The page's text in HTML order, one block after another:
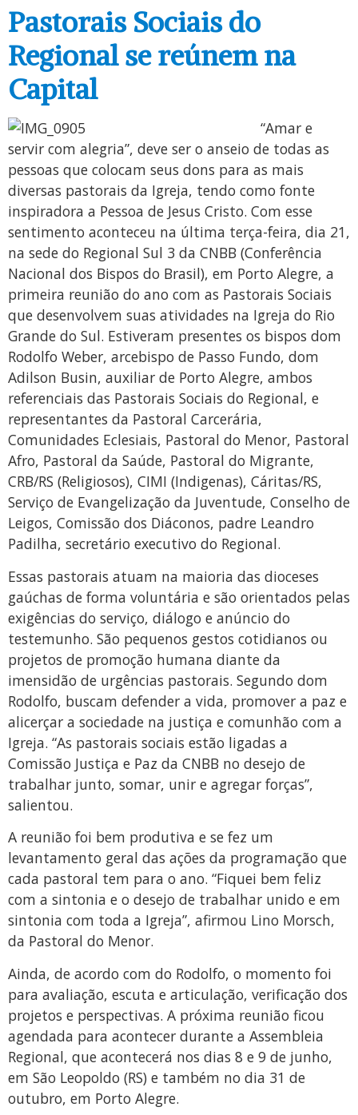
Pastorais Sociais do
Regional se reúnem na
Capital
“Amar e
servir com alegria”, deve ser o anseio de todas as
pessoas que colocam seus dons para as mais
diversas pastorais da Igreja, tendo como fonte
inspiradora a Pessoa de Jesus Cristo. Com esse
sentimento aconteceu na última terça-feira, dia 21,
na sede do Regional Sul 3 da CNBB (Conferência
Nacional dos Bispos do Brasil), em Porto Alegre, a
primeira reunião do ano com as Pastorais Sociais
que desenvolvem suas atividades na Igreja do Rio
Grande do Sul. Estiveram presentes os bispos dom
Rodolfo Weber, arcebispo de Passo Fundo, dom
Adilson Busin, auxiliar de Porto Alegre, ambos
referenciais das Pastorais Sociais do Regional, e
representantes da Pastoral Carcerária,
Comunidades Eclesiais, Pastoral do Menor, Pastoral
Afro, Pastoral da Saúde, Pastoral do Migrante,
CRB/RS (Religiosos), CIMI (Indigenas), Cáritas/RS,
Serviço de Evangelização da Juventude, Conselho de
Leigos, Comissão dos Diáconos, padre Leandro
Padilha, secretário executivo do Regional.
Essas pastorais atuam na maioria das dioceses
gaúchas de forma voluntária e são orientados pelas
exigências do serviço, diálogo e anúncio do
testemunho. São pequenos gestos cotidianos ou
projetos de promoção humana diante da
imensidão de urgências pastorais. Segundo dom
Rodolfo, buscam defender a vida, promover a paz e
alicerçar a sociedade na justiça e comunhão com a
Igreja. “As pastorais sociais estão ligadas a
Comissão Justiça e Paz da CNBB no desejo de
trabalhar junto, somar, unir e agregar forças”,
salientou.
A reunião foi bem produtiva e se fez um
levantamento geral das ações da programação que
cada pastoral tem para o ano. “Fiquei bem feliz
com a sintonia e o desejo de trabalhar unido e em
sintonia com toda a Igreja”, afirmou Lino Morsch,
da Pastoral do Menor.
Ainda, de acordo com do Rodolfo, o momento foi
para avaliação, escuta e articulação, verificação dos
projetos e perspectivas. A próxima reunião ficou
agendada para acontecer durante a Assembleia
Regional, que acontecerá nos dias 8 e 9 de junho,
em São Leopoldo (RS) e também no dia 31 de
outubro, em Porto Alegre.